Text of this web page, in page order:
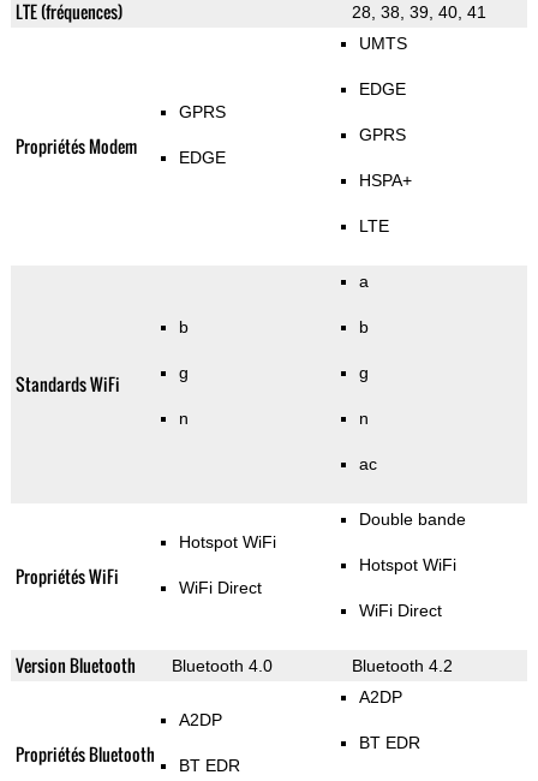
LTE (fréquences) 28, 38, 39, 40, 41
Propriétés Modem
GPRS
EDGE
UMTS
EDGE
GPRS
HSPA+
LTE
Standards WiFi
b
g
n
a
b
g
n
ac
Propriétés WiFi
Hotspot WiFi
WiFi Direct
Double bande
Hotspot WiFi
WiFi Direct
Version Bluetooth Bluetooth 4.0 Bluetooth 4.2
Propriétés Bluetooth
A2DP
BT EDR
A2DP
BT EDR